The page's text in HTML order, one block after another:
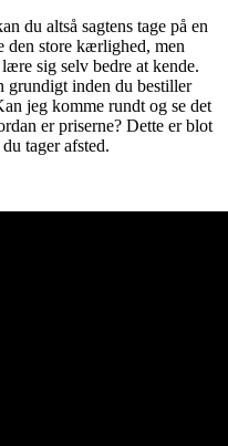
du altså sagtens tage på en
den store kærlighed, men
sig selv bedre at kende.
grundigt inden du bestiller
jeg komme rundt og se det
er priserne? Dette er blot
tager afsted.